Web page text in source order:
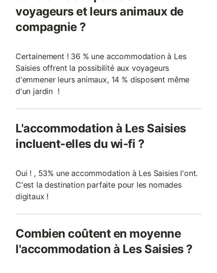
voyageurs et leurs animaux de
compagnie ?
Certainement ! 36 % une accommodation à Les
Saisies offrent la possibilité aux voyageurs
d'emmener leurs animaux, 14 % disposent même
d'un jardin !
L'accommodation à Les Saisies
incluent-elles du wi-fi ?
Oui ! , 53% une accommodation à Les Saisies l'ont.
C'est la destination parfaite pour les nomades
digitaux !
Combien coûtent en moyenne
l'accommodation à Les Saisies ?